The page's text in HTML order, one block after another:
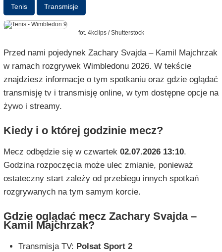
Tenis Transmisje
fot. 4kclips / Shutterstock
Przed nami pojedynek Zachary Svajda – Kamil Majchrzak
w ramach rozgrywek Wimbledonu 2026. W tekście
znajdziesz informacje o tym spotkaniu oraz gdzie oglądać
transmisję tv i transmisję online, w tym dostępne opcje na
żywo i streamy.
Kiedy i o której godzinie mecz?
Mecz odbędzie się w czwartek 02.07.2026 13:10.
Godzina rozpoczęcia może ulec zmianie, ponieważ
ostateczny start zależy od przebiegu innych spotkań
rozgrywanych na tym samym korcie.
Gdzie oglądać mecz Zachary Svajda –
Kamil Majchrzak?
Transmisja TV: Polsat Sport 2